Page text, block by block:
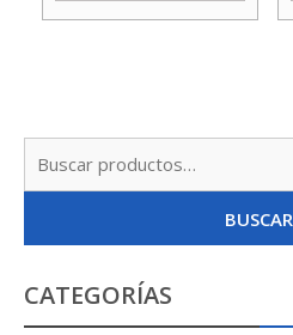
BUSCAR
CATEGORÍAS